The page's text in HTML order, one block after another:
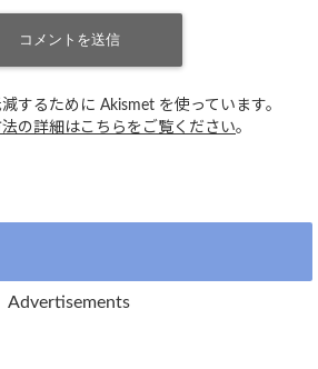
するために Akismet を使っています。
の詳細はこちらをご覧ください。
Advertisements